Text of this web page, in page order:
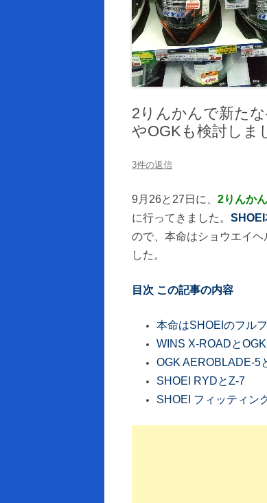
2りんかんで新た
やOGKも検討しま
3件の返信
9月26と27日に、 2りんか
に行ってきました。
ので、本命はショウエイ
した。
目次 この記事の内容
本命はSHOEIのフル
WINS X-ROADと
OGK AEROBLADE-5
SHOEI RYDとZ-7
SHOEI フィッティン